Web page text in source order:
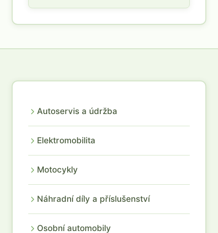
Autoservis a údržba
Elektromobilita
Motocykly
Náhradní díly a příslušenství
Osobní automobily